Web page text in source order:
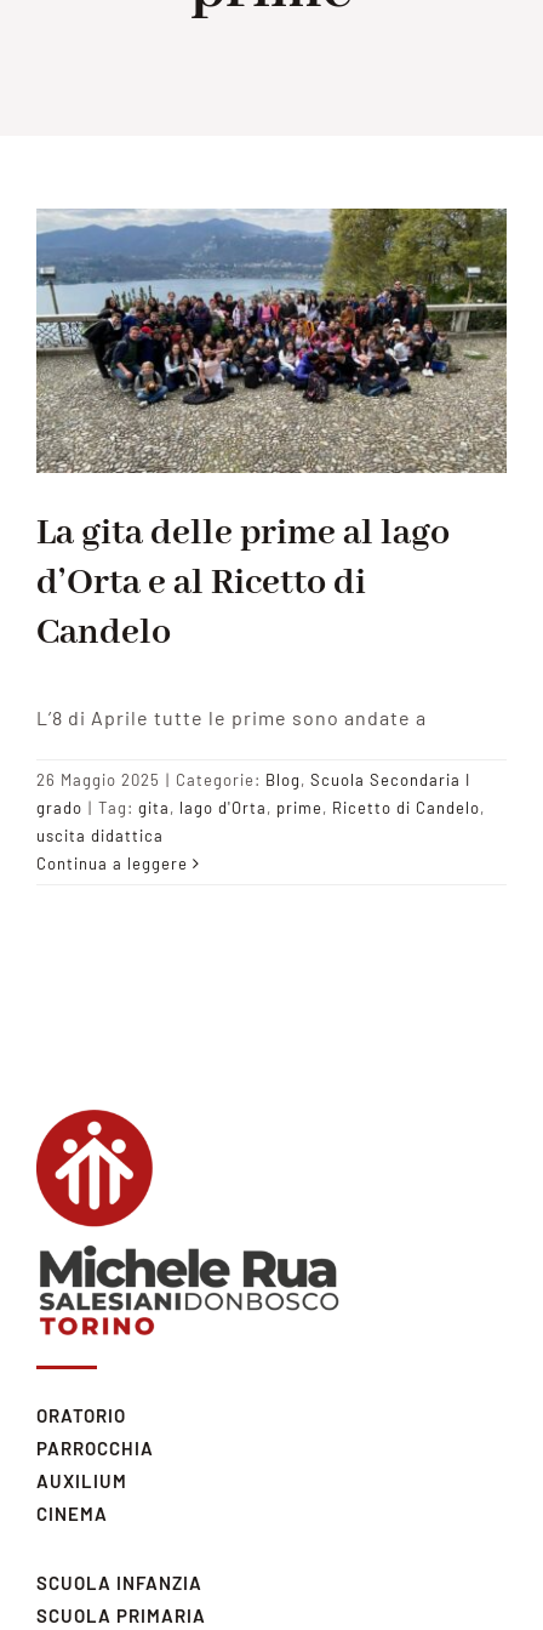
La gita delle prime al lago
d’Orta e al Ricetto di
Candelo
L’8 di Aprile tutte le prime sono andate a
26 Maggio 2025 | Categorie: Blog, Scuola Secondaria I
grado | Tag: gita, lago d'Orta, prime, Ricetto di Candelo,
uscita didattica
Continua a leggere
ORATORIO
PARROCCHIA
AUXILIUM
CINEMA
SCUOLA INFANZIA
SCUOLA PRIMARIA